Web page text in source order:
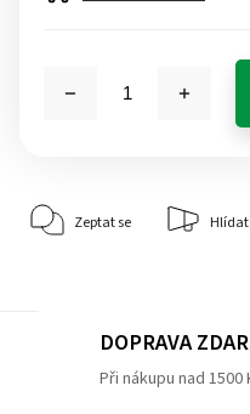
Zeptat se Hlídat
DOPRAVA
Při nákupu nad